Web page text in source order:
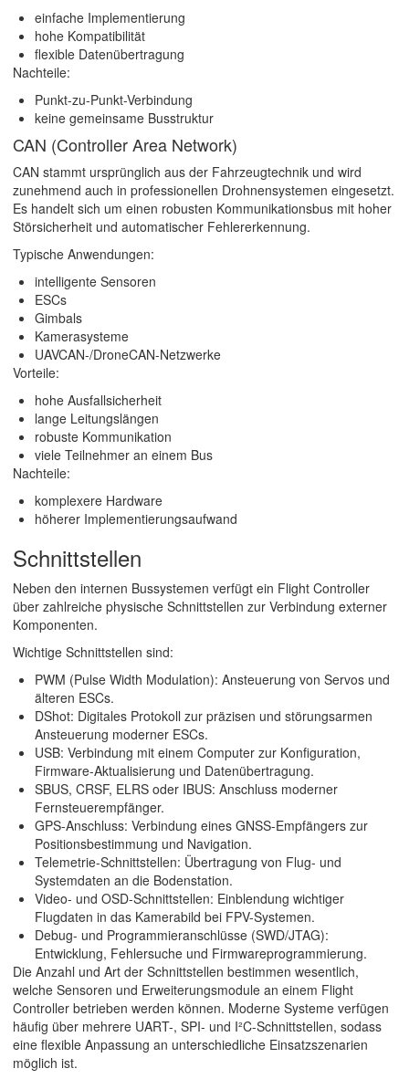
einfache Implementierung
hohe Kompatibilität
flexible Datenübertragung
Nachteile:
Punkt-zu-Punkt-Verbindung
keine gemeinsame Busstruktur
CAN (Controller Area Network)
CAN stammt ursprünglich aus der Fahrzeugtechnik und wird
zunehmend auch in professionellen Drohnensystemen eingesetzt.
Es handelt sich um einen robusten Kommunikationsbus mit hoher
Störsicherheit und automatischer Fehlererkennung.
Typische Anwendungen:
intelligente Sensoren
ESCs
Gimbals
Kamerasysteme
UAVCAN-/DroneCAN-Netzwerke
Vorteile:
hohe Ausfallsicherheit
lange Leitungslängen
robuste Kommunikation
viele Teilnehmer an einem Bus
Nachteile:
komplexere Hardware
höherer Implementierungsaufwand
Schnittstellen
Neben den internen Bussystemen verfügt ein Flight Controller
über zahlreiche physische Schnittstellen zur Verbindung externer
Komponenten.
Wichtige Schnittstellen sind:
PWM (Pulse Width Modulation): Ansteuerung von Servos und
älteren ESCs.
DShot: Digitales Protokoll zur präzisen und störungsarmen
Ansteuerung moderner ESCs.
USB: Verbindung mit einem Computer zur Konfiguration,
Firmware-Aktualisierung und Datenübertragung.
SBUS, CRSF, ELRS oder IBUS: Anschluss moderner
Fernsteuerempfänger.
GPS-Anschluss: Verbindung eines GNSS-Empfängers zur
Positionsbestimmung und Navigation.
Telemetrie-Schnittstellen: Übertragung von Flug- und
Systemdaten an die Bodenstation.
Video- und OSD-Schnittstellen: Einblendung wichtiger
Flugdaten in das Kamerabild bei FPV-Systemen.
Debug- und Programmieranschlüsse (SWD/JTAG):
Entwicklung, Fehlersuche und Firmwareprogrammierung.
Die Anzahl und Art der Schnittstellen bestimmen wesentlich,
welche Sensoren und Erweiterungsmodule an einem Flight
Controller betrieben werden können. Moderne Systeme verfügen
häufig über mehrere UART-, SPI- und I²C-Schnittstellen, sodass
eine flexible Anpassung an unterschiedliche Einsatzszenarien
möglich ist.